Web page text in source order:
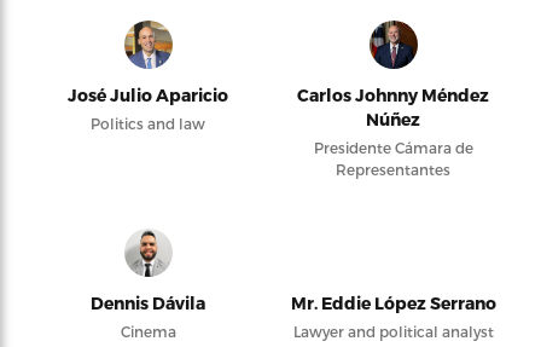
José Julio Aparicio
Politics and law
Carlos Johnny Méndez
Núñez
Presidente Cámara de
Representantes
Dennis Dávila
Cinema
Mr. Eddie López Serrano
Lawyer and political analyst